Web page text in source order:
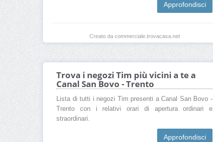
Approfondisci
Creato da commerciale.trovacasa.net
Trova i negozi Tim più vicini a te a
Canal San Bovo - Trento
Lista di tutti i negozi Tim presenti a Canal San Bovo -
Trento con i relativi orari di apertura ordinari e
straordinari.
Approfondisci